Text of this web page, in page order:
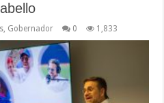
, Gobernador 0 1,833